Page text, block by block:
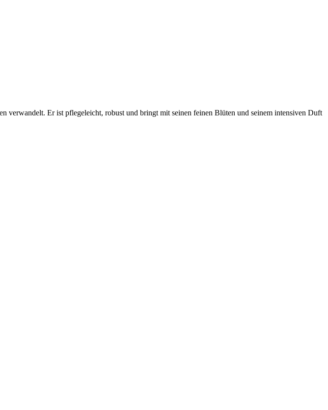
verwandelt. Er ist pflegeleicht, robust und bringt mit seinen feinen Blüten und seinem intensiven Duft